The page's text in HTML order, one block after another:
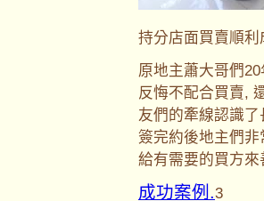
持分店面買賣順利
原地主蕭大哥們
反悔不配合買賣,
友們的牽線認識
簽完約後地主們
給有需要的買方來
成功案例.3